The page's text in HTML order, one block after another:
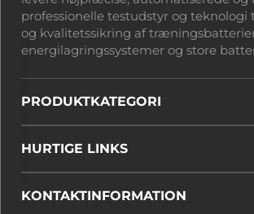
professionelle testudstyr og
og kvalitetssikring af
energilagringssystemer og store
PRODUKTKATEGORI
HURTIGE LINKS
KONTAKTINFORMATION